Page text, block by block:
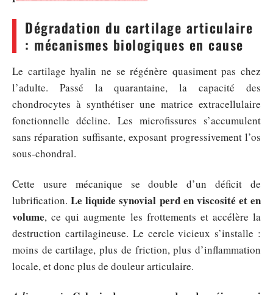
Dégradation du cartilage articulaire
: mécanismes biologiques en cause
Le cartilage hyalin ne se régénère quasiment pas chez
l’adulte. Passé la quarantaine, la capacité des
chondrocytes à synthétiser une matrice extracellulaire
fonctionnelle décline. Les microfissures s’accumulent
sans réparation suffisante, exposant progressivement l’os
sous-chondral.
Cette usure mécanique se double d’un déficit de
lubrification.Le liquide synovial perd en viscosité et en
volume, ce qui augmente les frottements et accélère la
destruction cartilagineuse. Le cercle vicieux s’installe :
moins de cartilage, plus de friction, plus d’inflammation
locale, et donc plus de douleur articulaire.